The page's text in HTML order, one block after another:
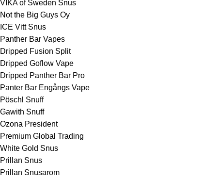
VIKA of Sweden Snus
Not the Big Guys Oy
ICE Vitt Snus
Panther Bar Vapes
Dripped Fusion Split
Dripped Goflow Vape
Dripped Panther Bar Pro
Panter Bar Engångs Vape
Pöschl Snuff
Gawith Snuff
Ozona President
Premium Global Trading
White Gold Snus
Prillan Snus
Prillan Snusarom